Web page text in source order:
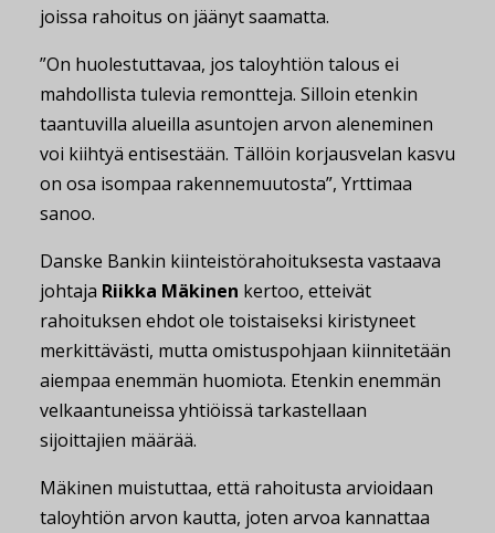
joissa rahoitus on jäänyt saamatta.
”On huolestuttavaa, jos taloyhtiön talous ei
mahdollista tulevia remontteja. Silloin etenkin
taantuvilla alueilla asuntojen arvon aleneminen
voi kiihtyä entisestään. Tällöin korjausvelan kasvu
on osa isompaa rakennemuutosta”, Yrttimaa
sanoo.
Danske Bankin kiinteistörahoituksesta vastaava
johtaja Riikka Mäkinen kertoo, etteivät
rahoituksen ehdot ole toistaiseksi kiristyneet
merkittävästi, mutta omistuspohjaan kiinnitetään
aiempaa enemmän huomiota. Etenkin enemmän
velkaantuneissa yhtiöissä tarkastellaan
sijoittajien määrää.
Mäkinen muistuttaa, että rahoitusta arvioidaan
taloyhtiön arvon kautta, joten arvoa kannattaa